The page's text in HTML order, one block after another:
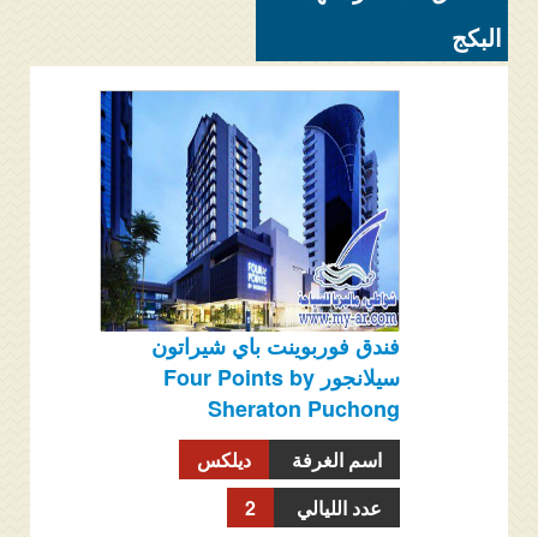
البكج
فندق فوربوينت باي شيراتون
سيلانجور Four Points by
Sheraton Puchong
اسم الغرفة
ديلكس
عدد الليالي
2